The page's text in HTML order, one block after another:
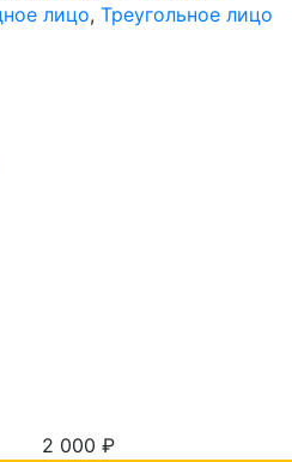
лицо, Треугольное лицо
2 000 ₽